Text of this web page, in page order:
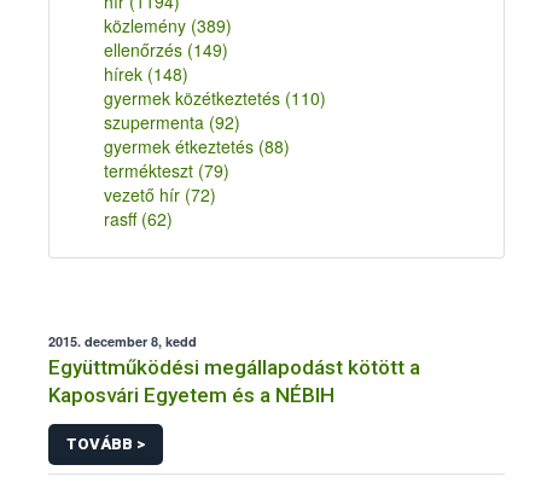
közlemény (389)
ellenőrzés (149)
hírek (148)
gyermek közétkeztetés (110)
szupermenta (92)
gyermek étkeztetés (88)
termékteszt (79)
vezető hír (72)
rasff (62)
2015. december 8, kedd
Együttműködési megállapodást kötött a
Kaposvári Egyetem és a NÉBIH
TOVÁBB >